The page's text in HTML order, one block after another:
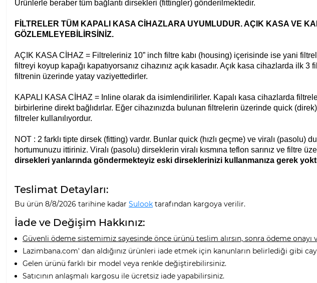
Ürünlerle beraber tüm bağlantı dirsekleri (fittingler) gönderilmektedir.
FİLTRELER TÜM KAPALI KASA CİHAZLARA UYUMLUDUR. AÇIK KASA VE
GÖZLEMLEYEBİLİRSİNİZ.
AÇIK KASA CİHAZ = Filtreleriniz 10” inch filtre kabı (housing) içerisinde ise yani
filtreyi koyup kapağı kapatıyorsanız cihazınız açık kasadır. Açık kasa cihazlarda
filtrenin üzerinde yatay vaziyettedirler.
KAPALI KASA CİHAZ = Inline olarak da isimlendirilirler. Kapalı kasa cihazlarda
birbirlerine direkt bağlıdırlar. Eğer cihazınızda bulunan filtrelerin üzerinde quick
filtreler kullanılıyordur.
NOT : 2 farklı tipte dirsek (fitting) vardır. Bunlar quick (hızlı geçme) ve viralı
hortumunuzu ittiriniz. Viralı (pasolu) dirseklerin viralı kısmına teflon sarınız ve filtre
dirsekleri yanlarında göndermekteyiz eski dirseklerinizi kullanmanıza gerek
Teslimat Detayları:
Bu ürün 8/8/2026 tarihine kadar Sulook tarafından kargoya verilir.
İade ve Değişim Hakkınız:
Güvenli ödeme sistemimiz sayesinde önce ürünü teslim alırsın, sonra ödeme onayı
Lazimbana.com' dan aldığınız ürünleri iade etmek için kanunların belirlediği gibi
Gelen ürünü farklı bir model veya renkle değiştirebilirsiniz.
Satıcının anlaşmalı kargosu ile ücretsiz iade yapabilirsiniz.